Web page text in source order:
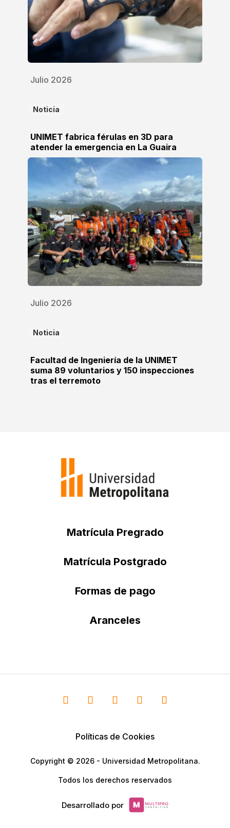
Julio 2026
Noticia
UNIMET fabrica férulas en 3D para
atender la emergencia en La Guaira
Julio 2026
Noticia
Facultad de Ingeniería de la UNIMET
suma 89 voluntarios y 150 inspecciones
tras el terremoto
Matrícula Pregrado
Matrícula Postgrado
Formas de pago
Aranceles
Políticas de Cookies
Copyright © 2026 - Universidad Metropolitana.
Todos los derechos reservados
Desarrollado por